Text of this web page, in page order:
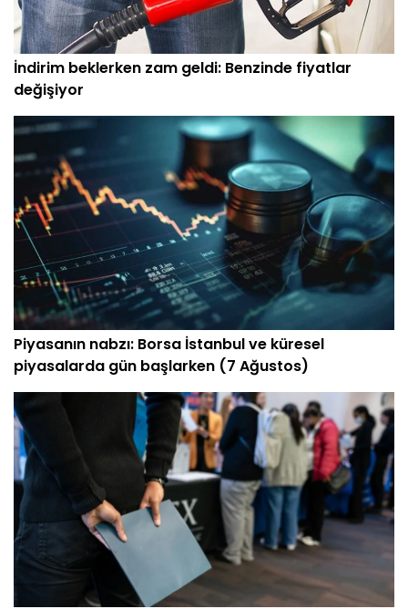
İndirim beklerken zam geldi: Benzinde fiyatlar
değişiyor
Piyasanın nabzı: Borsa İstanbul ve küresel
piyasalarda gün başlarken (7 Ağustos)